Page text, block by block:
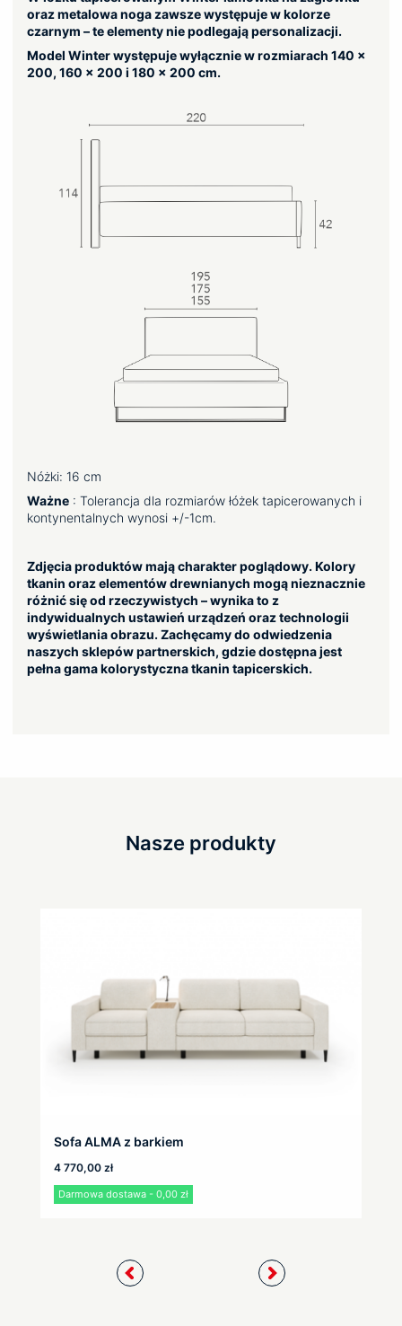
oraz metalowa noga zawsze występuje w kolorze
czarnym – te elementy nie podlegają personalizacji.
Model Winter występuje wyłącznie w rozmiarach 140 x
200, 160 x 200 i 180 x 200 cm.
Nóżki: 16 cm
Ważne : Tolerancja dla rozmiarów łóżek tapicerowanych i
kontynentalnych wynosi +/-1cm.
Zdjęcia produktów mają charakter poglądowy. Kolory
tkanin oraz elementów drewnianych mogą nieznacznie
różnić się od rzeczywistych – wynika to z
indywidualnych ustawień urządzeń oraz technologii
wyświetlania obrazu. Zachęcamy do odwiedzenia
naszych sklepów partnerskich, gdzie dostępna jest
pełna gama kolorystyczna tkanin tapicerskich.
Nasze produkty
Sofa ALMA z barkiem
4 770,00 zł
Darmowa dostawa - 0,00 zł